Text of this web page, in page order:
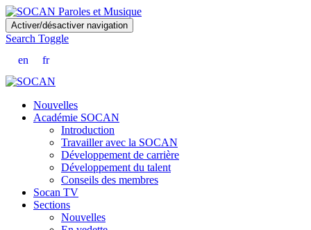
Skip
to
main
content
Activer/désactiver navigation
Search Toggle
en
fr
Nouvelles
Académie SOCAN
Introduction
Travailler avec la SOCAN
Développement de carrière
Développement du talent
Conseils des membres
Socan TV
Sections
Nouvelles